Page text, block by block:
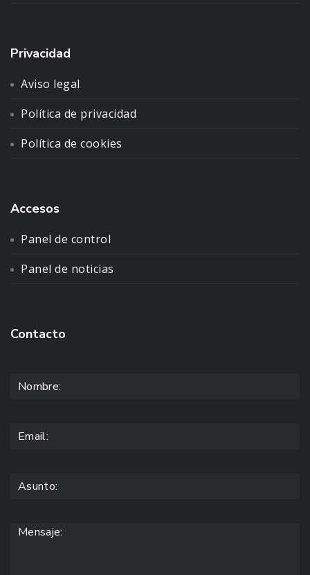
Privacidad
Aviso legal
Política de privacidad
Política de cookies
Accesos
Panel de control
Panel de noticias
Contacto